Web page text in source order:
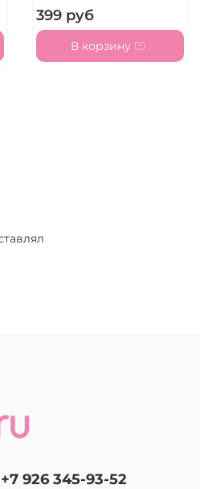
399 руб
В корзину
+7 926 345-93-52